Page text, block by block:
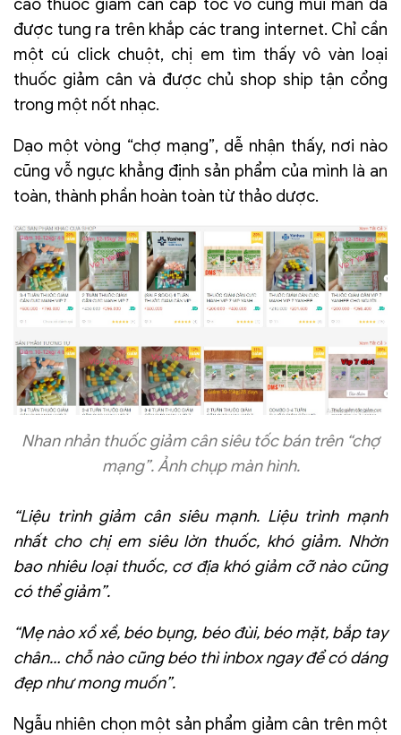
cáo thuốc giảm cân cấp tốc vô cùng mùi mẫn đã
được tung ra trên khắp các trang internet. Chỉ cần
một cú click chuột, chị em tìm thấy vô vàn loại
thuốc giảm cân và được chủ shop ship tận cổng
trong một nốt nhạc.
Dạo một vòng “chợ mạng”, dễ nhận thấy, nơi nào
cũng vỗ ngực khẳng định sản phẩm của mình là an
toàn, thành phần hoàn toàn từ thảo dược.
Nhan nhản thuốc giảm cân siêu tốc bán trên “chợ
mạng”. Ảnh chụp màn hình.
“Liệu trình giảm cân siêu mạnh. Liệu trình mạnh
nhất cho chị em siêu lờn thuốc, khó giảm. Nhờn
bao nhiêu loại thuốc, cơ địa khó giảm cỡ nào cũng
có thể giảm”.
“Mẹ nào xồ xề, béo bụng, béo đùi, béo mặt, bắp tay
chân… chỗ nào cũng béo thì inbox ngay để có dáng
đẹp như mong muốn”.
Ngẫu nhiên chọn một sản phẩm giảm cân trên một